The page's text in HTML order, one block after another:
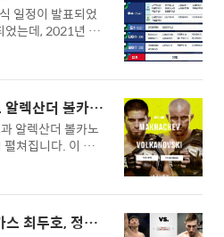
는 대한민국과 러
수이자, 지도자이
목에서 금메달을
니다. 2001년~200
2011년~2020년 :
일정이 발표되었
었는데, 2021년 예
2년간 연기가 되었
겠습니다. ▣ 2023
, 네덜란드, 쿠바,
, 호주, 중국, 체코
다, 영국 D조 : 푸
카공화국, 이스라
B조의 경우는 일
피 튀기는 전쟁이
: 호주 vs 한국 3..
렉산더 볼카노
알렉산더 볼카노
쳐집니다. 이 두
를 해보겠습니다.
적 : 26전 25승 1
챔피언 : UF
레일리아 호주 국
최두호, 정다